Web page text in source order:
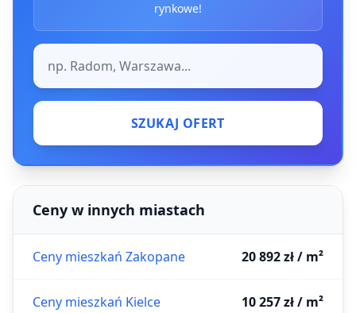
rynkowe!
SZUKAJ OFERT
Ceny w innych miastach
Ceny mieszkań Zakopane 20 892 zł / m²
Ceny mieszkań Kielce 10 257 zł / m²